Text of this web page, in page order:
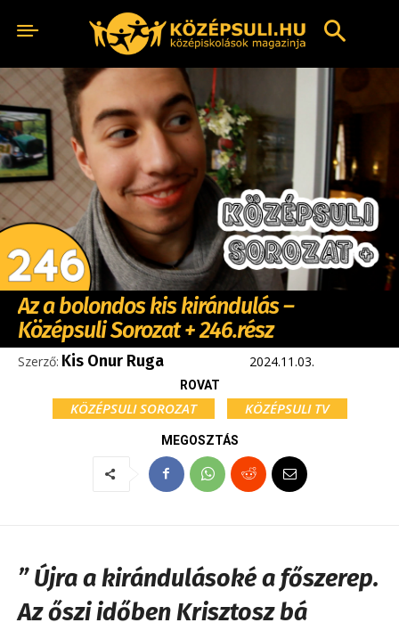
Az a bolondos kis kirándulás –
Középsuli Sorozat + 246.rész
Szerző: Kis Onur Ruga 2024.11.03.
ROVAT
KÖZÉPSULI SOROZAT KÖZÉPSULI TV
MEGOSZTÁS
” Újra a kirándulásoké a főszerep.
Az őszi időben Krisztosz bá